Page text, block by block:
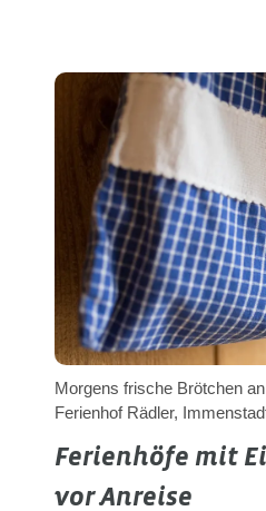
Morgens frische Brötchen
Ferienhof Rädler,
Ferienhöfe mit
vor Anreise